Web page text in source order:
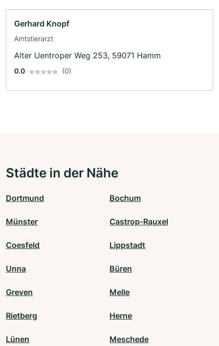
Gerhard Knopf
Amtstierarzt
Alter Uentroper Weg 253, 59071 Hamm
0.0 (0)
Städte in der Nähe
Dortmund Bochum
Münster Castrop-Rauxel
Coesfeld Lippstadt
Unna Büren
Greven Melle
Rietberg Herne
Lünen Meschede